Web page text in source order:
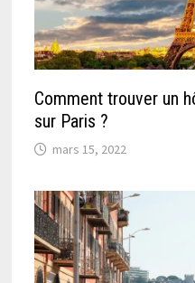
Comment trouver un
sur Paris ?
mars 15, 2022